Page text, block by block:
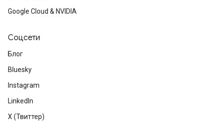
Google Cloud & NVIDIA
Соцсети
Блог
Bluesky
Instagram
LinkedIn
X (Твиттер)